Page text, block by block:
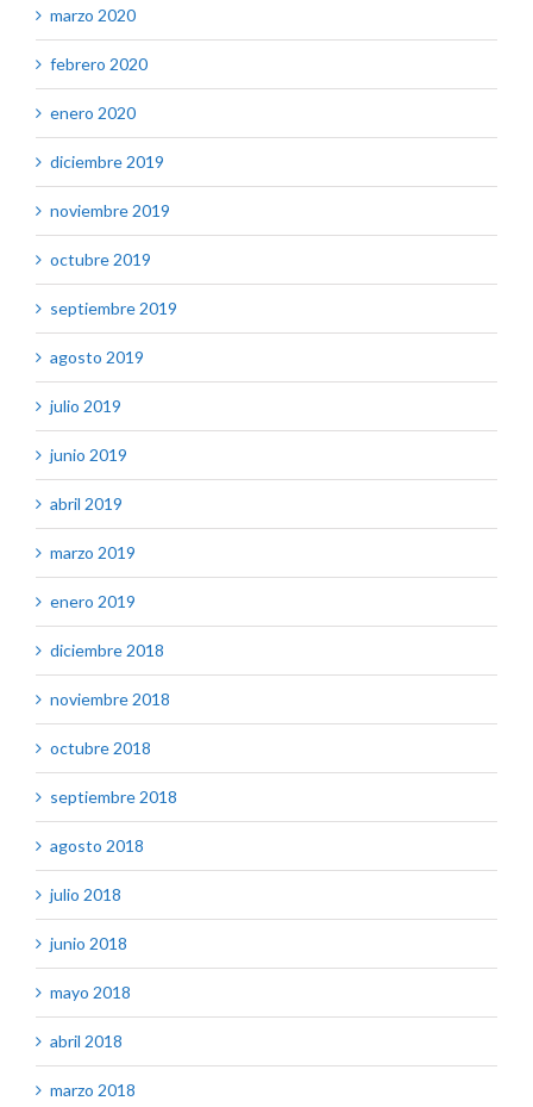
marzo 2020
febrero 2020
enero 2020
diciembre 2019
noviembre 2019
octubre 2019
septiembre 2019
agosto 2019
julio 2019
junio 2019
abril 2019
marzo 2019
enero 2019
diciembre 2018
noviembre 2018
octubre 2018
septiembre 2018
agosto 2018
julio 2018
junio 2018
mayo 2018
abril 2018
marzo 2018